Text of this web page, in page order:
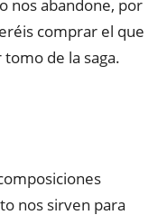
nos abandone, por
comprar el que
de la saga.
nos sirven para